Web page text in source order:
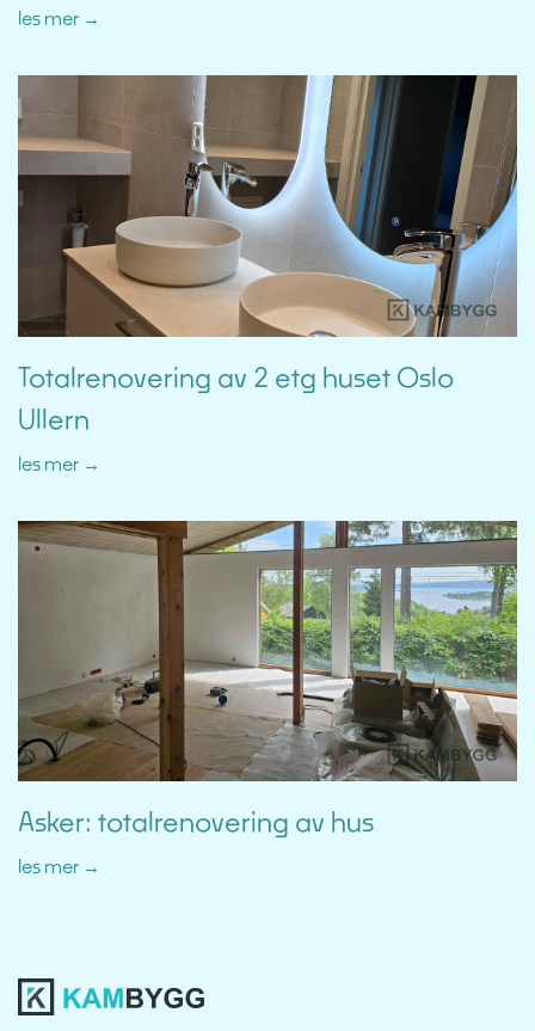
les mer
Totalrenovering av 2 etg huset Oslo
Ullern
les mer
Asker: totalrenovering av hus
les mer